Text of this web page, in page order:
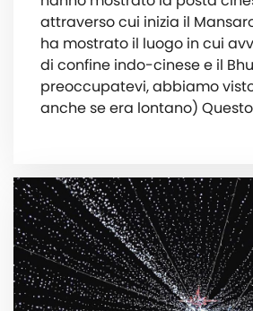
attraverso cui inizia il
ha mostrato il luogo in cui
di confine indo-cinese e il
preoccupatevi, abbiamo
anche se era lontano)